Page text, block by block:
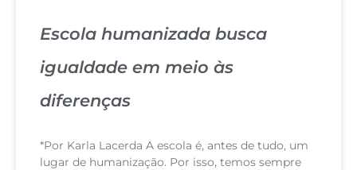
Escola humanizada busca
igualdade em meio às
diferenças
*Por Karla Lacerda A escola é, antes de tudo, um
lugar de humanização. Por isso, temos sempre